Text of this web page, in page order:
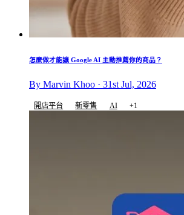
怎麼做才能讓 Google AI 主動推薦你的商品？
By Marvin Khoo · 31st Jul, 2026
開店平台 新零售 AI +1